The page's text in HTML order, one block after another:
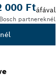
000 Ftáfával
partnereknél